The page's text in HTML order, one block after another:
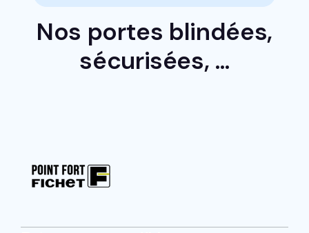
Nos portes blindées,
sécurisées, …